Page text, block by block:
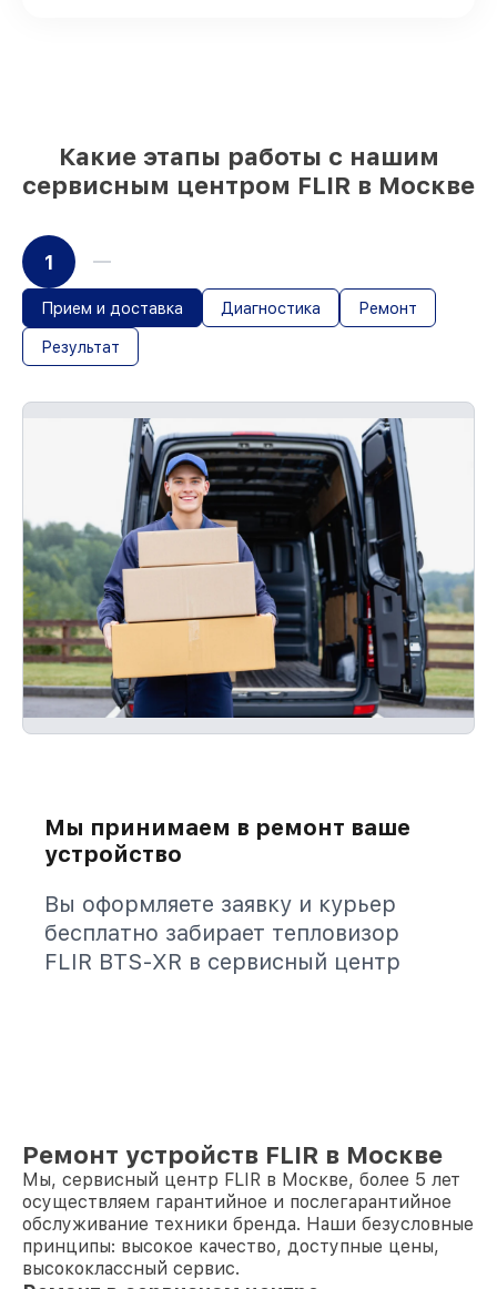
Какие этапы работы с нашим
сервисным центром FLIR в Москве
1
Прием и доставка Диагностика Ремонт
Результат
Мы принимаем в ремонт ваше
устройство
Вы оформляете заявку и курьер
бесплатно забирает тепловизор
FLIR BTS-XR в сервисный центр
Ремонт устройств FLIR в Москве
Мы, сервисный центр FLIR в Москве, более 5 лет
осуществляем гарантийное и послегарантийное
обслуживание техники бренда. Наши безусловные
принципы: высокое качество, доступные цены,
высококлассный сервис.